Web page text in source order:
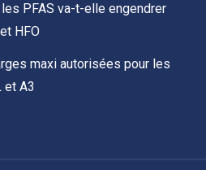
PFAS va-t-elle engendrer
HFO
maxi autorisées pour les
et A3